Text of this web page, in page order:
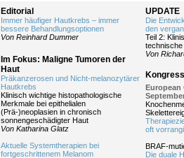
Editorial
Immer häufiger Hautkrebs – immer
bessere Behandlungsoptionen
Von Reinhard Dummer
Im Fokus: Maligne Tumoren der
Haut
Präkanzerosen und Nicht-melanozytärer
Hautkrebs
Klinisch wichtige histopathologische
Merkmale bei epithelialen
(Prä-)neoplasien in chronisch
sonnengeschädigter Haut
Von Katharina Glatz
Aktuelle Systemtherapien bei
fortgeschrittenem Melanom
UPDATE
Die
den
Teil 2:
Von
European
oft
BRAF-
Die duale